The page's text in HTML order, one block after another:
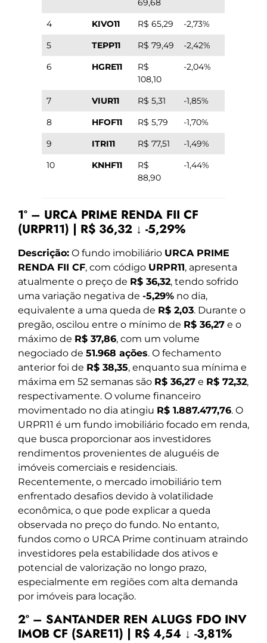
69,68
4
KIVO11 R$ 65,29
-2,73%
5
TEPP11 R$ 79,49
-2,42%
6
HGRE11
R$
108,10
-2,04%
7 VIUR11 R$ 5,31
-1,85%
8
HFOF11 R$ 5,79
-1,70%
9
ITRI11 R$ 77,51
-1,49%
10
KNHF11
R$
88,90
-1,44%
1º – URCA PRIME RENDA FII CF
(URPR11) | R$ 36,32 ↓ -5,29%
Descrição: O fundo imobiliário URCA PRIME
RENDA FII CF, com código URPR11, apresenta
atualmente o preço de R$ 36,32, tendo sofrido
uma variação negativa de -5,29% no dia,
equivalente a uma queda de R$ 2,03. Durante o
pregão, oscilou entre o mínimo de R$ 36,27 e o
máximo de R$ 37,86, com um volume
negociado de 51.968 ações. O fechamento
anterior foi de R$ 38,35, enquanto sua mínima e
máxima em 52 semanas são R$ 36,27 e R$ 72,32,
respectivamente. O volume financeiro
movimentado no dia atingiu R$ 1.887.477,76. O
URPR11 é um fundo imobiliário focado em renda,
que busca proporcionar aos investidores
rendimentos provenientes de aluguéis de
imóveis comerciais e residenciais.
Recentemente, o mercado imobiliário tem
enfrentado desafios devido à volatilidade
econômica, o que pode explicar a queda
observada no preço do fundo. No entanto,
fundos como o URCA Prime continuam atraindo
investidores pela estabilidade dos ativos e
potencial de valorização no longo prazo,
especialmente em regiões com alta demanda
por imóveis para locação.
2º – SANTANDER REN ALUGS FDO INV
IMOB CF (SARE11) | R$ 4,54 ↓ -3,81%